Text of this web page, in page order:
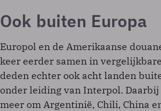
Ook buiten Europa
Europol en de Amerikaanse
keer eerder samen in
deden echter ook acht landen
onder leiding van Interpol.
meer om Argentinië, Chili, China